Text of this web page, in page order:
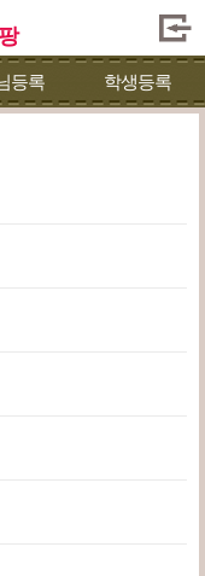
등록 학생등록